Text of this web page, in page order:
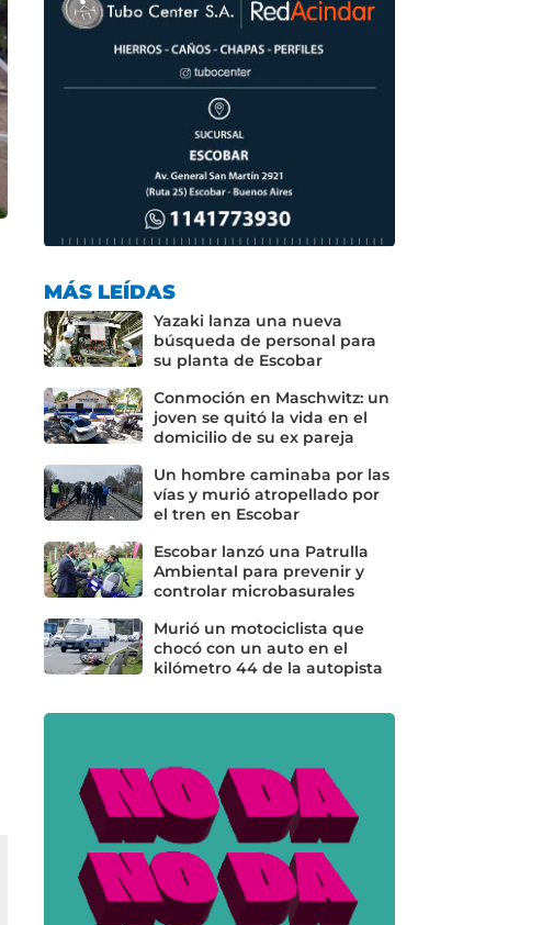
MÁS LEÍDAS
Yazaki lanza una nueva
búsqueda de personal para
su planta de Escobar
Conmoción en Maschwitz: un
joven se quitó la vida en el
domicilio de su ex pareja
Un hombre caminaba por las
vías y murió atropellado por
el tren en Escobar
Escobar lanzó una Patrulla
Ambiental para prevenir y
controlar microbasurales
Murió un motociclista que
chocó con un auto en el
kilómetro 44 de la autopista